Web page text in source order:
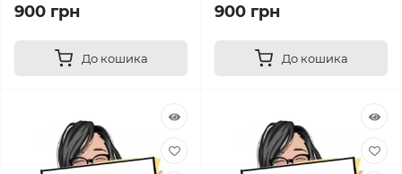
900 грн
До кошика
900 грн
До кошика